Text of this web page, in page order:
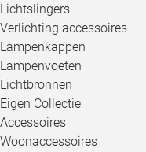
Lichtslingers
Verlichting accessoires
Lampenkappen
Lampenvoeten
Lichtbronnen
Eigen Collectie
Accessoires
Woonaccessoires